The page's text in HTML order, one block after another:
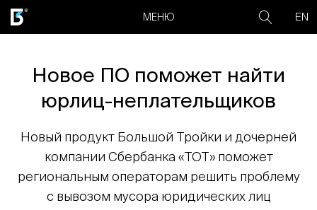
МЕНЮ EN
Новое ПО поможет найти
юрлиц-неплательщиков
Новый продукт Большой Тройки и дочерней
компании Сбербанка «ТОТ» поможет
региональным операторам решить проблему
с вывозом мусора юридических лиц